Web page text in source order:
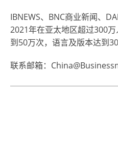
IBNEWS、BNC商业新闻、
2021年在亚太地区超过300
到50万次，语言及版本达到30
联系邮箱：